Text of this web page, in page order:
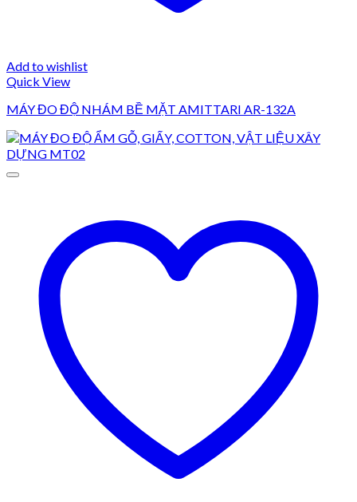
Add to wishlist
Quick View
MÁY ĐO ĐỘ NHÁM BỀ MẶT AMITTARI AR-132A